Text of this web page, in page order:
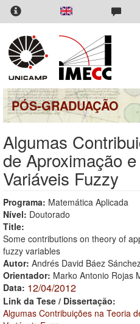
Pular
para
conteúdo
principal
PÓS-GRADUAÇÃO
Algumas
de Aproximação
Variáveis Fuzzy
Programa: Matemática Aplicada
Nível: Doutorado
Title:
Some contributions on theory of
fuzzy variables
Autor: Andrés David Báez
Orientador: Marko Antonio Rojas
Data: 12/04/2012
Link da Tese / Dissertação:
Algumas Contribuições na Teoria